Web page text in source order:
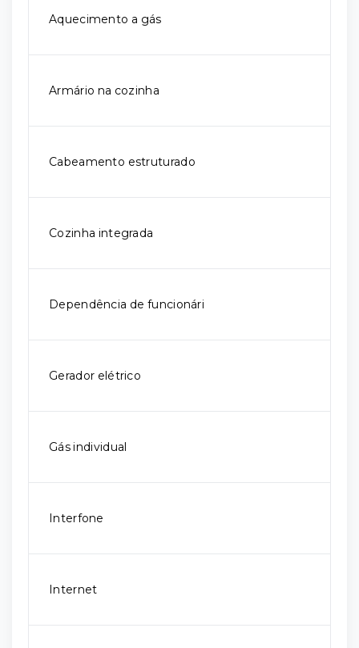
Aquecimento a gás
Armário na cozinha
Cabeamento estruturado
Cozinha integrada
Dependência de funcionári
Gerador elétrico
Gás individual
Interfone
Internet